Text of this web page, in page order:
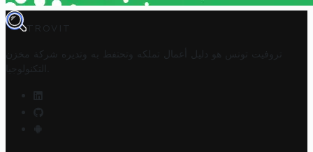
TROVIT
تروفيت تونس هو دليل أعمال تملكه وتحتفظ به وتديره
شركة مخزن
التكنولوجيا